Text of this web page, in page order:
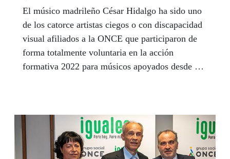
El músico madrileño César Hidalgo ha sido uno
de los catorce artistas ciegos o con discapacidad
visual afiliados a la ONCE que participaron de
forma totalmente voluntaria en la acción
formativa 2022 para músicos apoyados desde el
Juventud, Ocio y Deporte de la Dirección
General, durante el primer fin de semana de
octubre.